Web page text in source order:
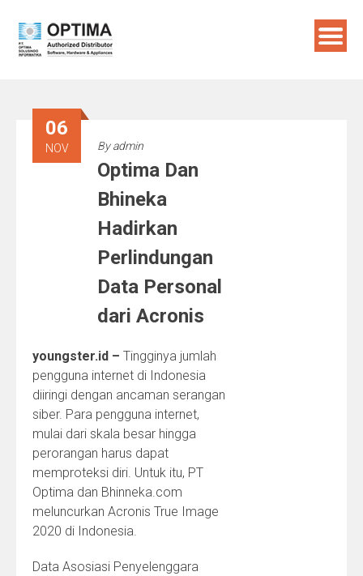
content
06
NOV Byadmin
Optima Dan
Bhineka
Hadirkan
Perlindungan
Data Personal
dari Acronis
youngster.id – Tingginya jumlah
pengguna internet di Indonesia
diiringi dengan ancaman serangan
siber. Para pengguna internet,
mulai dari skala besar hingga
perorangan harus dapat
memproteksi diri. Untuk itu, PT
Optima dan Bhinneka.com
meluncurkan Acronis True Image
2020 di Indonesia.
Data Asosiasi Penyelenggara